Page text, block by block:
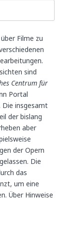
Filme zu
sind
Centrum für
Portal
Die insgesamt
der bislang
aber
der Opern
Die
das
um eine
Über Hinweise